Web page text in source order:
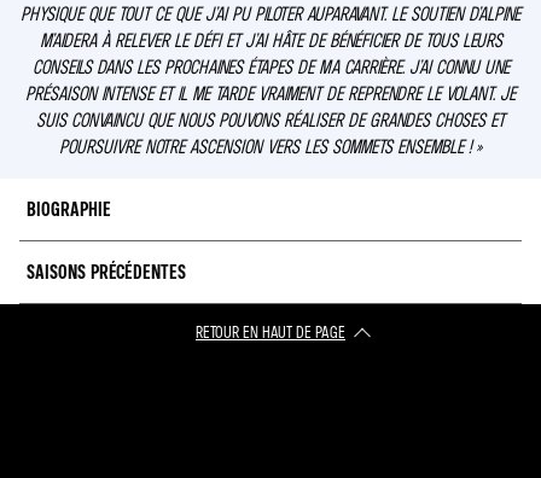
PHYSIQUE QUE TOUT CE QUE J’AI PU PILOTER AUPARAVANT. LE SOUTIEN D’ALPINE
M’AIDERA À RELEVER LE DÉFI ET J’AI HÂTE DE BÉNÉFICIER DE TOUS LEURS
CONSEILS DANS LES PROCHAINES ÉTAPES DE MA CARRIÈRE. J’AI CONNU UNE
PRÉSAISON INTENSE ET IL ME TARDE VRAIMENT DE REPRENDRE LE VOLANT. JE
SUIS CONVAINCU QUE NOUS POUVONS RÉALISER DE GRANDES CHOSES ET
POURSUIVRE NOTRE ASCENSION VERS LES SOMMETS ENSEMBLE ! »
BIOGRAPHIE
Pilote Affilié en 2022, Nikola est promu membre à part entière de l’Alpine
Academy après des débuts impressionnants en monoplace, soulignés par
son titre en Championnat d’Espagne de Formule 4.
SAISONS PRÉCÉDENTES
Championnat d’Espagne de Formule 4 (1er)
RETOUR EN HAUT DE PAGE​